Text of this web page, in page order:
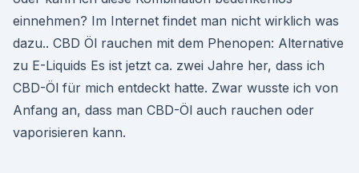
einnehmen? Im Internet findet man nicht wirklich was
dazu.. CBD Öl rauchen mit dem Phenopen: Alternative
zu E-Liquids Es ist jetzt ca. zwei Jahre her, dass ich
CBD-Öl für mich entdeckt hatte. Zwar wusste ich von
Anfang an, dass man CBD-Öl auch rauchen oder
vaporisieren kann.